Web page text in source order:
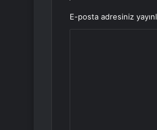
E-posta adresiniz